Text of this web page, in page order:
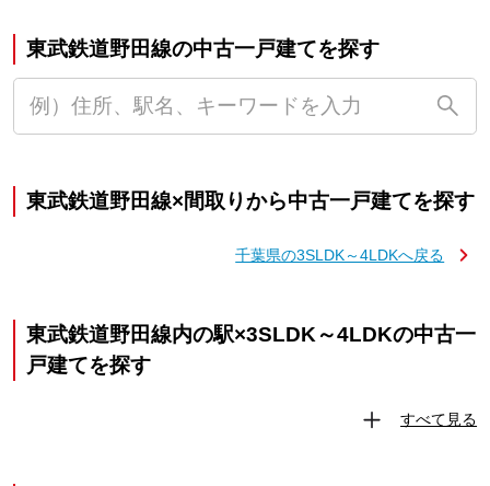
東武鉄道野田線の中古一戸建てを探す
東武鉄道野田線×間取りから中古一戸建てを探す
千葉県の3SLDK～4LDKへ戻る
東武鉄道野田線内の駅×3SLDK～4LDKの中古一
戸建てを探す
すべて見る